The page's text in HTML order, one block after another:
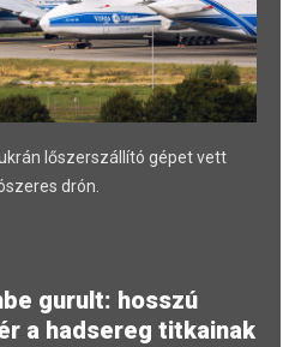
lőszerszállító gépet vett
drón.
gurult: hosszú
a hadsereg titkainak